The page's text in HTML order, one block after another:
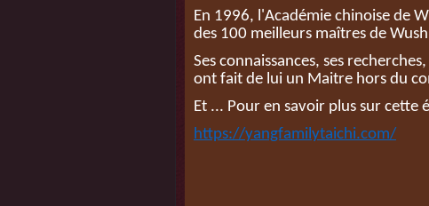
En 1996, l'Académie chinoise de
des 100 meilleurs maîtres de
Ses connaissances, ses
ont fait de lui un Maitre hors du
Et ... Pour en savoir plus sur cette
https://yangfamilytaichi.com/